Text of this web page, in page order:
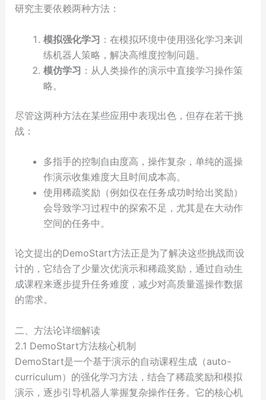
研究主要依赖两种方法：
模拟强化学习 ：在模拟环境中使用强化学习来训
练机器人策略，解决高维度控制问题。
模仿学习 ：从人类操作的演示中直接学习操作策
略。
尽管这两种方法在某些应用中表现出色，但存在若干挑
战：
多指手的控制自由度高，操作复杂，单纯的遥操
作演示收集难度大且时间成本高。
使用稀疏奖励（例如仅在任务成功时给出奖励）
会导致学习过程中的探索不足，尤其是在大动作
空间的任务中。
论文提出的DemoStart方法正是为了解决这些挑战而设
计的，它结合了少量次优演示和稀疏奖励，通过自动生
成课程来逐步提升任务难度，减少对高质量遥操作数据
的需求。
二、方法论详细解读
2.1 DemoStart方法核心机制
DemoStart是一个基于演示的自动课程生成（auto-
curriculum）的强化学习方法，结合了稀疏奖励和模拟
演示，逐步引导机器人掌握复杂操作任务。它的核心机